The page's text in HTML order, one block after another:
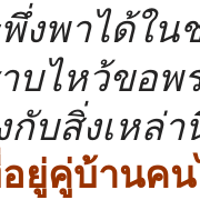
งพาได้ใ
บไหว้ขอ
กับสิ่งเหล่
ยู่คู่บ้านค